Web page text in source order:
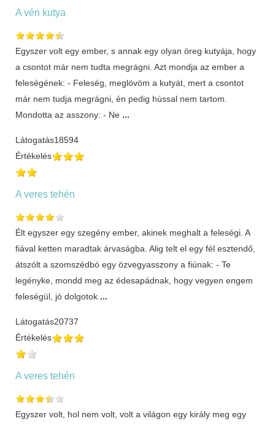
A vén kutya
Egyszer volt egy ember, s annak egy olyan öreg kutyája, hogy
a csontot már nem tudta megrágni. Azt mondja az ember a
feleségének: - Feleség, meglövöm a kutyát, mert a csontot
már nem tudja megrágni, én pedig hússal nem tartom.
Mondotta az asszony: - Ne ...
Látogatás18594
Értékelés
A veres tehén
Élt egyszer egy szegény ember, akinek meghalt a feleségi. A
fiával ketten maradtak árvaságba. Alig telt el egy fél esztendő,
átszólt a szomszédbó egy özvegyasszony a fiúnak: - Te
legényke, mondd meg az édesapádnak, hogy vegyen engem
feleségül, jó dolgotok ...
Látogatás20737
Értékelés
A veres tehén
Egyszer volt, hol nem volt, volt a világon egy király meg egy